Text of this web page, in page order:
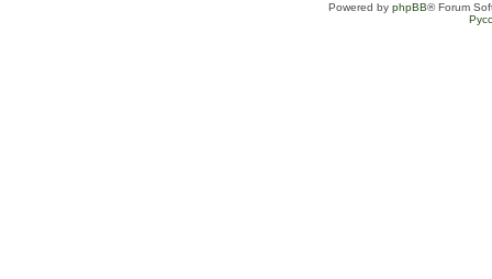
Powered by phpBB® Forum